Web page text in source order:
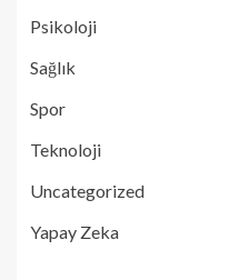
Psikoloji
Sağlık
Spor
Teknoloji
Uncategorized
Yapay Zeka